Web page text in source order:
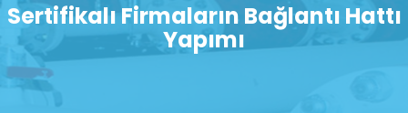
Sertifikalı Firmaların Bağlantı Hattı
Yapımı